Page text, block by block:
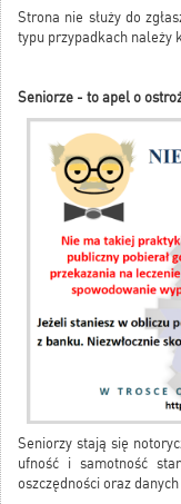
Strona nie służy do
typu przypadkach należy
Seniorze - to apel o
Seniorzy stają się
ufność i samotność
oszczędności oraz